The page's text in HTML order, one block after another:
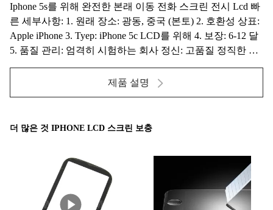
Iphone 5s를 위해 완전한 본래 이동 전화 스크린 전시 Lcd 빠
른 세부사항: 1. 원래 장소: 광동, 중국 (본토) 2. 호환성 상표:
Apple iPhone 3. Tyep: iPhone 5c LCD를 위해 4. 보장: 6-12 달
5. 품질 관리: 엄격히 시험하는 회사 정신: 고품질 정직한 것
제품 설명
더 많은 것 IPHONE LCD 스크린 보충